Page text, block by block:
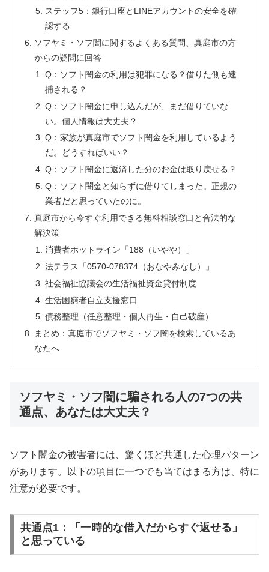
ステップ5：銀行口座とLINEアカウントの安全を確
認する
ソフヤミ・ソフ闇に関するよくある質問、真庭市の方
からの疑問に回答
Q：ソフト闇金の利用は犯罪になる？借りた側も逮
捕される？
Q：ソフト闇金に申し込んだが、まだ借りていな
い。個人情報は大丈夫？
Q：家族が真庭市でソフト闇金を利用しているよう
だ。どうすればいい？
Q：ソフト闇金に返済した分のお金は取り戻せる？
Q：ソフト闇金と知らずに借りてしまった。正規の
業者だと思っていたのに。
真庭市から今すぐ利用できる無料相談窓口と合法的な
解決策
消費者ホットライン「188（いやや）」
法テラス「0570-078374（おなやみなし）」
社会福祉協議会の生活福祉資金貸付制度
生活困窮者自立支援窓口
債務整理（任意整理・個人再生・自己破産）
まとめ：真庭市でソフヤミ・ソフ闇を検索しているあ
なたへ
ソフヤミ・ソフ闇に騙される人の7つの共
通点、あなたは大丈夫？
ソフト闇金の被害者には、驚くほど共通した心理パターン
があります。以下の項目に一つでも当てはまる方は、特に
注意が必要です。
共通点1：「一時的な借入だからすぐ返せる」
と思っている